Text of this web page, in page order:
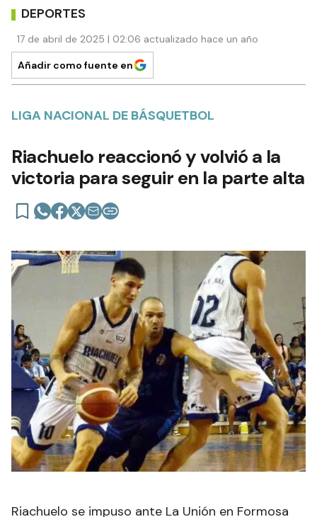
DEPORTES
17 de abril de 2025 | 02:06 actualizado hace un año
Añadir como fuente en
LIGA NACIONAL DE BÁSQUETBOL
Riachuelo reaccionó y volvió a la
victoria para seguir en la parte alta
Riachuelo se impuso ante La Unión en Formosa